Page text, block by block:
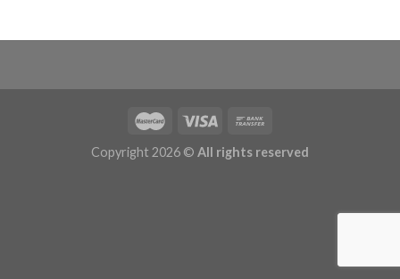
Copyright 2026 © All rights reserved